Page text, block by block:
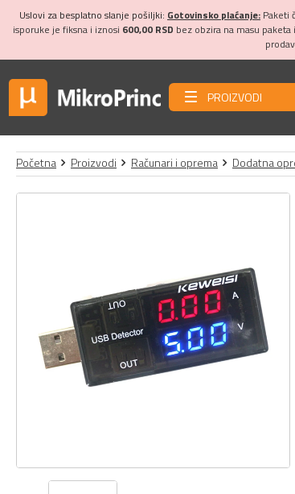
Uslovi za besplatno slanje pošiljki: Gotovinsko plaćanje: Paketi
isporuke je fiksna i iznosi 600,00 RSD bez obzira na masu
PROIZVODI
Početna Proizvodi Računari i oprema Dodatna